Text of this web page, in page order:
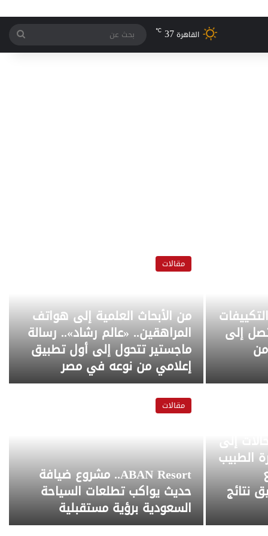
القاهرة37
℃
عن
تصل إلى
مقالات
من الأبحاث العلمية إلى هواتف
المراهقين.. «عالم رشاد».. رسالة
ماجستير تتحول إلى أول تطبيق
إعلامي من نوعه في مصر
إلى
الطبيب
نتائج
مقالات
ABAN Resort.. مشروع ضيافة
حديث يواكب تطلعات السياحة
السعودية برؤية مستقبلية